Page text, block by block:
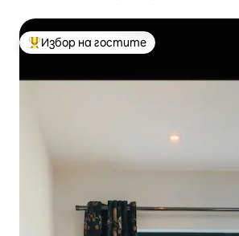
Най-популярен избор на гостите
Избор на гостите